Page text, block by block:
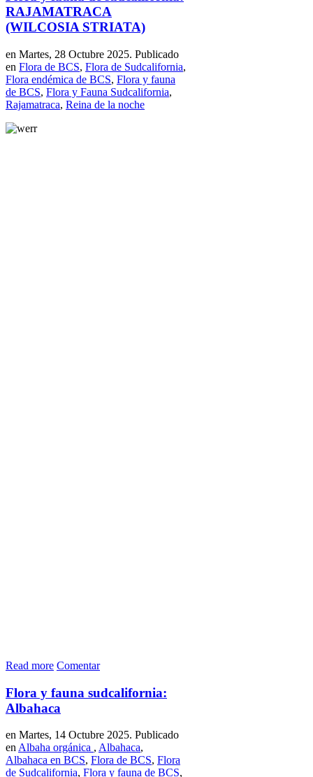
RAJAMATRACA
(WILCOSIA STRIATA)
en Martes, 28 Octubre 2025. Publicado
en Flora de BCS, Flora de Sudcalifornia,
Flora endémica de BCS, Flora y fauna
de BCS, Flora y Fauna Sudcalifornia,
Rajamatraca, Reina de la noche
Read more Comentar
Flora y fauna sudcalifornia:
Albahaca
en Martes, 14 Octubre 2025. Publicado
en Albaha orgánica , Albahaca,
Albahaca en BCS, Flora de BCS, Flora
de Sudcalifornia, Flora y fauna de BCS,